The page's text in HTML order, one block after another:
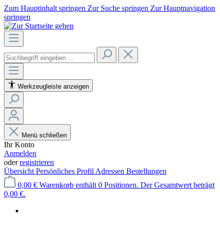
Zum Hauptinhalt springen Zur Suche springen Zur Hauptnavigation
springen
Werkzeugleiste anzeigen
Menü schließen
Ihr Konto
Anmelden
oderregistrieren
Übersicht Persönliches Profil Adressen Bestellungen
0,00 € Warenkorb enthält 0 Positionen. Der Gesamtwert beträgt
0,00 €.